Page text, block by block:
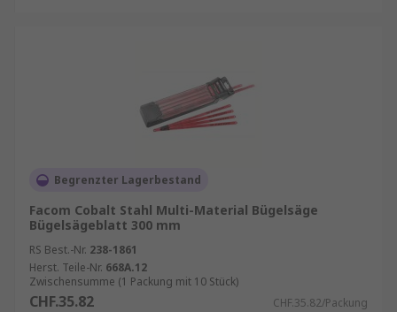
Begrenzter Lagerbestand
Facom Cobalt Stahl Multi-Material Bügelsäge
Bügelsägeblatt 300 mm
RS Best.-Nr. 238-1861
Herst. Teile-Nr. 668A.12
Zwischensumme (1 Packung mit 10 Stück)
CHF.35.82 CHF.35.82/Packung